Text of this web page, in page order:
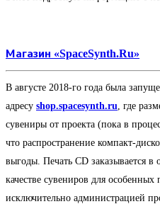
Магазин «SpaceSynth.Ru»
В августе 2018-го года была
адресу shop.spacesynth.ru , где
сувениры от проекта (пока в
что распространение компакт-
выгоды. Печать CD заказывается в
качестве сувениров для
исключительно администрацией